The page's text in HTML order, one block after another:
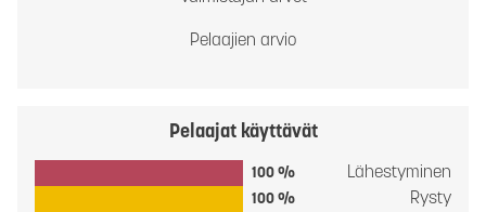
Pelaajien arvio
Pelaajat käyttävät
100 % Lähestyminen
100 % Rysty